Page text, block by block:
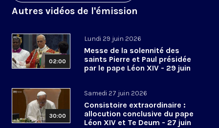
Autres vidéos de l'émission
02:00
Lundi 29 juin 2026
Messe de la solennité des
saints Pierre et Paul présidée
par le pape Léon XIV - 29 juin
30:00
Samedi 27 juin 2026
Consistoire extraordinaire :
allocution conclusive du pape
Léon XIV et Te Deum - 27 juin